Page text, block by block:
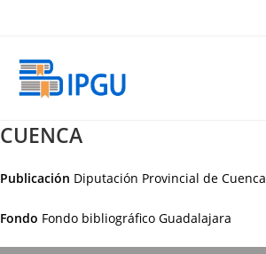
CUENCA
Publicación Diputación Provincial de Cuenca
Fondo Fondo bibliográfico Guadalajara